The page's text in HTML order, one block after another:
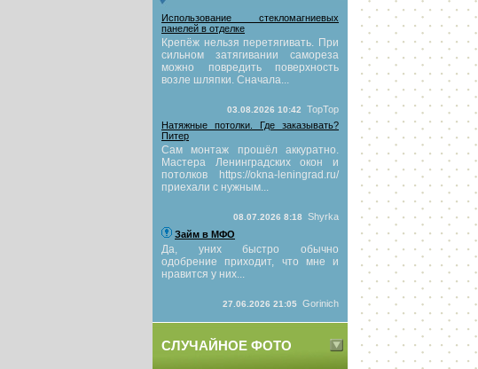
Использование стекломагниевых
панелей в отделке
Крепёж нельзя перетягивать. При
сильном затягивании самореза
можно повредить поверхность
возле шляпки. Сначала...
03.08.2026 10:42
TopTop
Натяжные потолки. Где заказывать?
Питер
Сам монтаж прошёл аккуратно.
Мастера Ленинградских окон и
потолков https://okna-leningrad.ru/
приехали с нужным...
08.07.2026 8:18
Shyrka
Займ в МФО
Да, уних быстро обычно
одобрение приходит, что мне и
нравится у них...
27.06.2026 21:05 Gorinich
СЛУЧАЙНОЕ ФОТО